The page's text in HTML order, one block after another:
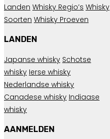
Landen Whisky Regio’s Whisky
Soorten Whisky Proeven
LANDEN
Japanse whisky Schotse
whisky Ierse whisky
Nederlandse whisky
Canadese whisky Indiaase
whisky
AANMELDEN